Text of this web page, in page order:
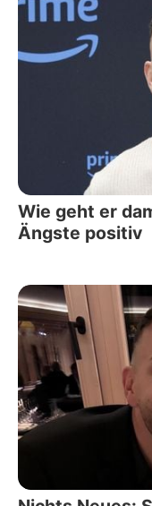
Wie geht er
Ängste positiv